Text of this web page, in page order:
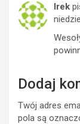
Irek
Dodaj
Twój adres
pola są